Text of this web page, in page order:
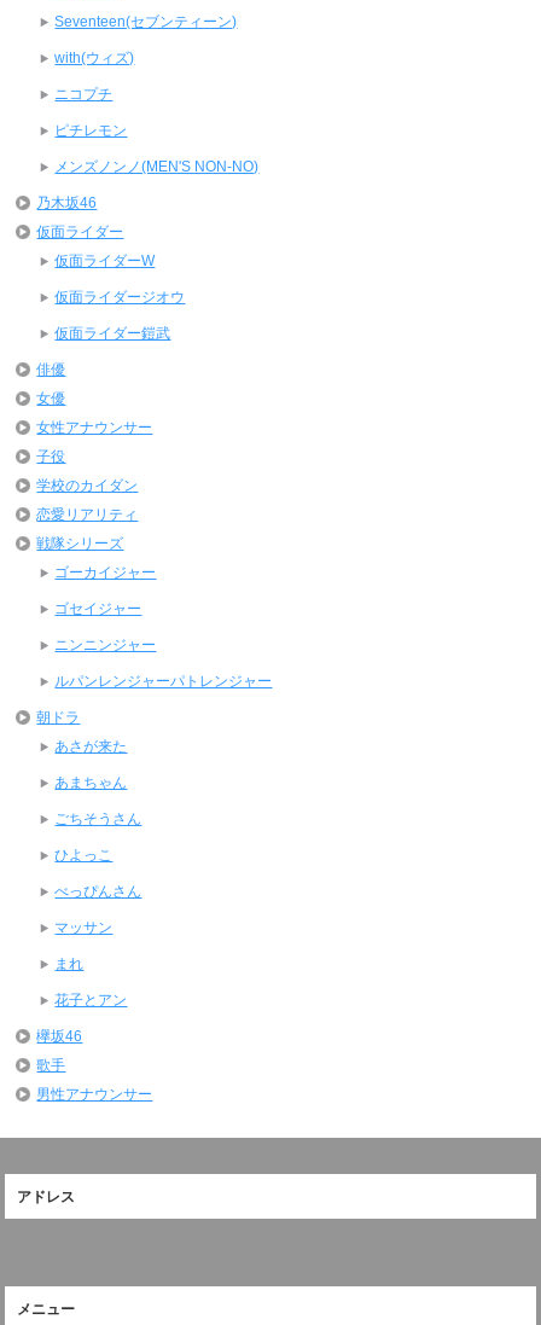
Seventeen(セブンティーン)
with(ウィズ)
ニコプチ
ピチレモン
メンズノンノ(MEN'S NON-NO)
乃木坂46
仮面ライダー
仮面ライダーW
仮面ライダージオウ
仮面ライダー鎧武
俳優
女優
女性アナウンサー
子役
学校のカイダン
恋愛リアリティ
戦隊シリーズ
ゴーカイジャー
ゴセイジャー
ニンニンジャー
ルパンレンジャーパトレンジャー
朝ドラ
あさが来た
あまちゃん
ごちそうさん
ひよっこ
べっぴんさん
マッサン
まれ
花子とアン
欅坂46
歌手
男性アナウンサー
アドレス
メニュー